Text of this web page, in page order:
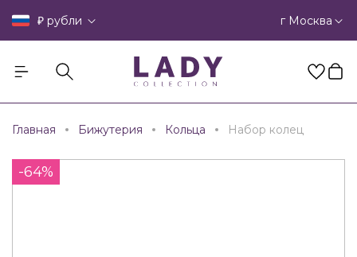
₽ рубли г Москва
Главная Бижутерия Кольца Набор колец
-64%